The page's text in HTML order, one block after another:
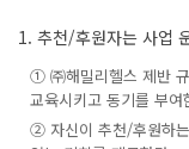
1. 추천/후원자는 사업
① ㈜해밀리헬스 제반
교육시키고 동기를 부여
② 자신이 추천/후원하